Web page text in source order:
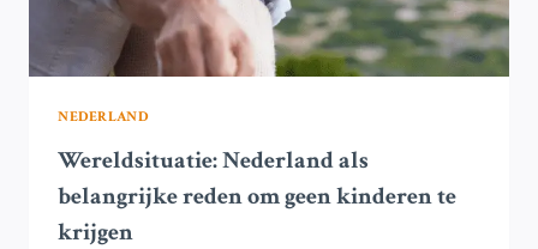
NEDERLAND
Wereldsituatie: Nederland als
belangrijke reden om geen kinderen te
krijgen